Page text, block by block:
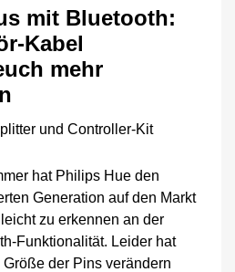
Plus
mit
euch
mit Bluetooth:
Kabel
mehr
und Controller-Kit
hat Philips Hue den
Generation auf den Markt
zu erkennen an der
Funktionalität. Leider hat
der Pins verändern